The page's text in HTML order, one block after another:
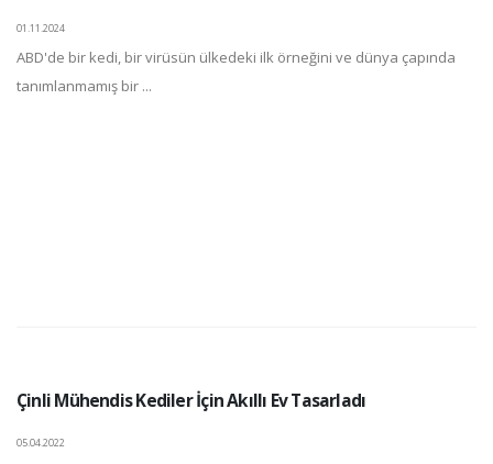
01.11.2024
ABD'de bir kedi, bir virüsün ülkedeki ilk örneğini ve dünya çapında
tanımlanmamış bir ...
Çinli Mühendis Kediler İçin Akıllı Ev Tasarladı
05.04.2022